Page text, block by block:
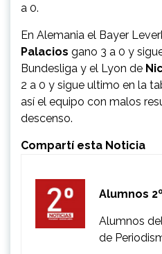
a 0.
En Alemania el Bayer
Palacios gano 3 a 0 y
Bundesliga y el Lyon de
2 a 0 y sigue ultimo en la
así el equipo con malos
descenso.
Compartí esta Noticia
Alumnos
Alumnos
de